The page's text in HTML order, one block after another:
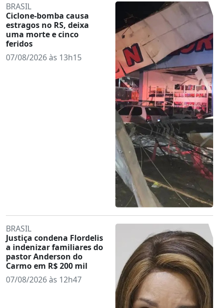
BRASIL
Ciclone-bomba causa
estragos no RS, deixa
uma morte e cinco
feridos
07/08/2026 às 13h15
BRASIL
Justiça condena Flordelis
a indenizar familiares do
pastor Anderson do
Carmo em R$ 200 mil
07/08/2026 às 12h47